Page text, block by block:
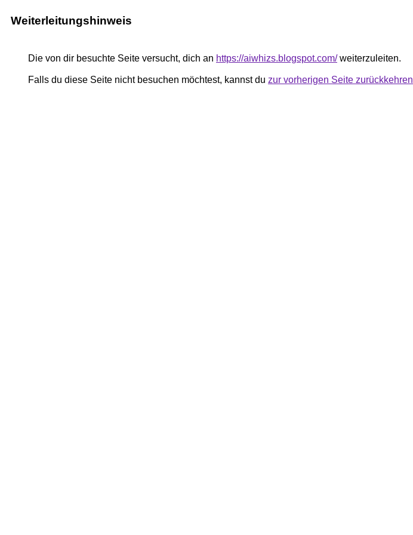
Weiterleitungshinweis
Die von dir besuchte Seite versucht, dich an https://aiwhizs.blogspot.com/weiterzuleiten.
Falls du diese Seite nicht besuchen möchtest, kannst du zur vorherigen Seite zurückkehren